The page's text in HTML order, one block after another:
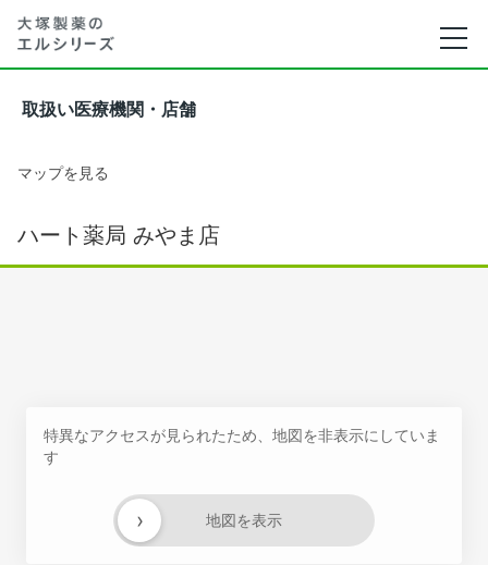
取扱い医療機関・店舗
マップを見る
ハート薬局 みやま店
特異なアクセスが見られたため、地図を非表示にしていま
す
地図を表示
›